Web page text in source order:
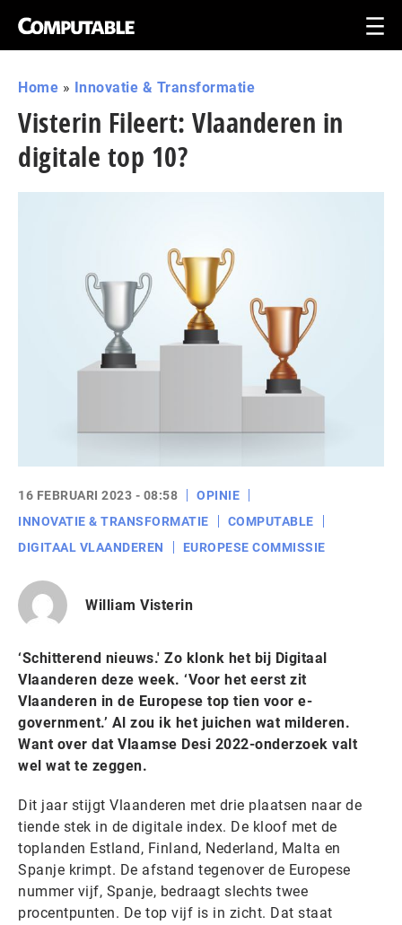
Home » Innovatie & Transformatie
Visterin Fileert: Vlaanderen in
digitale top 10?
16 FEBRUARI 2023 - 08:58
OPINIE
INNOVATIE & TRANSFORMATIE
COMPUTABLE
DIGITAAL VLAANDEREN
EUROPESE COMMISSIE
William Visterin
‘Schitterend nieuws.' Zo klonk het bij Digitaal
Vlaanderen deze week. ‘Voor het eerst zit
Vlaanderen in de Europese top tien voor e-
government.’ Al zou ik het juichen wat milderen.
Want over dat Vlaamse Desi 2022-onderzoek valt
wel wat te zeggen.
Dit jaar stijgt Vlaanderen met drie plaatsen naar de
tiende stek in de digitale index. De kloof met de
toplanden Estland, Finland, Nederland, Malta en
Spanje krimpt. De afstand tegenover de Europese
nummer vijf, Spanje, bedraagt slechts twee
procentpunten. De top vijf is in zicht. Dat staat